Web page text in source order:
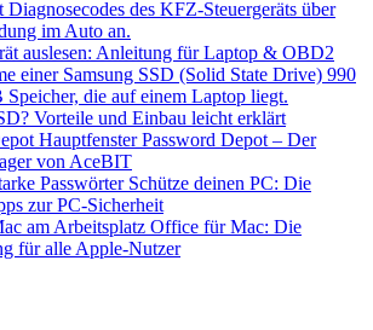
auslesen: Anleitung für Laptop & OBD2
Vorteile und Einbau leicht erklärt
Password Depot – Der
von AceBIT
Schütze deinen PC: Die
zur PC-Sicherheit
Office für Mac: Die
für alle Apple-Nutzer